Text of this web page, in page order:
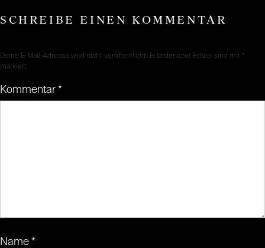
SCHREIBE EINEN KOMMENTAR
Deine E-Mail-Adresse wird nicht veröffentlicht. Erforderliche Felder sind mit *
markiert
Kommentar *
Name *